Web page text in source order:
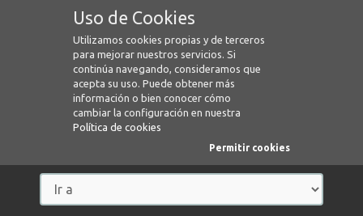
Uso de Cookies
Utilizamos cookies propias y de terceros
para mejorar nuestros servicios. Si
continúa navegando, consideramos que
acepta su uso. Puede obtener más
información o bien conocer cómo
cambiar la configuración en nuestra
Política de cookies
Permitir cookies